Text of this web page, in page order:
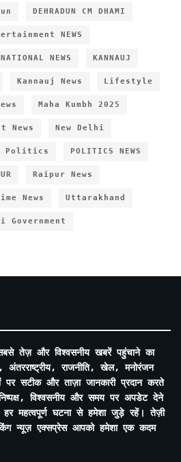
DEHRADUN CM DHAMI
NEWS
NEWS KANNAUJ
Kannauj News Lifestyle
Maha Kumbh 2025
News New Delhi
Politics POLITICS NEWS
Raipur News
News Uttarakhand
Government
तेज़ और विश्वसनीय खबरें पहुंचाने का
अंतरराष्ट्रीय, राजनीति, खेल, मनोरंजन
पर सटीक और ताज़ा जानकारी प्रदान करते
विश्वसनीय और समय पर अपडेट देने
महत्वपूर्ण घटना से हमेशा जुड़े रहें। तेज़ी
न्यूज़ एक्सप्रेस आपको हमेशा एक कदम